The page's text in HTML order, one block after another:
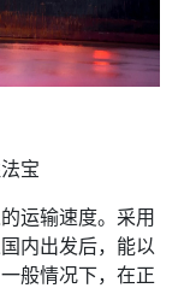
宝
运输速度。采用
内出发后，能以
般情况下，在正